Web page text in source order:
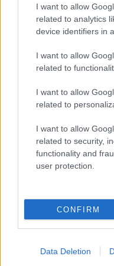
I want to allow
related to analytics
device identifiers in
I want to allow
related to
I want to allow
related to
I want to allow
related to security,
functionality and
user protection.
CONFIRM
Data Deletion
meczowych, zajrzyj tutaj:
Łukawiec - wynik, składy,
Jeżeli w internecie lub TV
Jarosław > Klasa B
naszym portalu. Możliwe
Asseco Resovia|
Cellfast Wilki Krosno|
Motor Lublin|Stal
Resovia|Wieczysta
Mecze dziś Wyniki LIVE
kartki okolicznościowe